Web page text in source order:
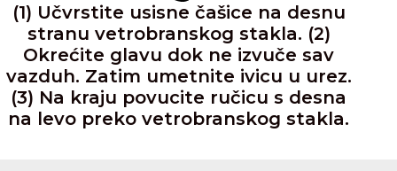
(1) Učvrstite usisne čašice na desnu
stranu vetrobranskog stakla. (2)
Okrećite glavu dok ne izvuče sav
vazduh. Zatim umetnite ivicu u urez.
(3) Na kraju povucite ručicu s desna
na levo preko vetrobranskog stakla.